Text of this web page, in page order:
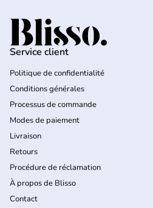
Accueil
Service client
Politique de confidentialité
Conditions générales
Processus de commande
Modes de paiement
Livraison
Retours
Procédure de réclamation
À propos de Blisso
Contact